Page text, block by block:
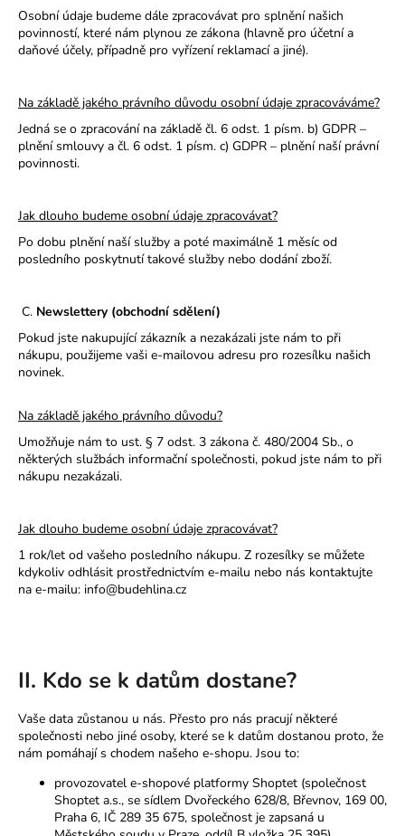
Osobní údaje budeme dále zpracovávat pro splnění našich
povinností, které nám plynou ze zákona (hlavně pro účetní a
daňové účely, případně pro vyřízení reklamací a jiné).
Na základě jakého právního důvodu osobní údaje zpracováváme?
Jedná se o zpracování na základě čl. 6 odst. 1 písm. b) GDPR –
plnění smlouvy a čl. 6 odst. 1 písm. c) GDPR – plnění naší právní
povinnosti.
Jak dlouho budeme osobní údaje zpracovávat?
Po dobu plnění naší služby a poté maximálně 1 měsíc od
posledního poskytnutí takové služby nebo dodání zboží.
C. Newslettery (obchodní sdělení)
Pokud jste nakupující zákazník a nezakázali jste nám to při
nákupu, použijeme vaši e-mailovou adresu pro rozesílku našich
novinek.
Na základě jakého právního důvodu?
Umožňuje nám to ust. § 7 odst. 3 zákona č. 480/2004 Sb., o
některých službách informační společnosti, pokud jste nám to při
nákupu nezakázali.
Jak dlouho budeme osobní údaje zpracovávat?
1 rok/let od vašeho posledního nákupu. Z rozesílky se můžete
kdykoliv odhlásit prostřednictvím e-mailu nebo nás kontaktujte
na e-mailu: info@budehlina.cz
II. Kdo se k datům dostane?
Vaše data zůstanou u nás. Přesto pro nás pracují některé
společnosti nebo jiné osoby, které se k datům dostanou proto, že
nám pomáhají s chodem našeho e-shopu. Jsou to:
provozovatel e-shopové platformy Shoptet (společnost
Shoptet a.s., se sídlem Dvořeckého 628/8, Břevnov, 169 00,
Praha 6, IČ 289 35 675, společnost je zapsaná u